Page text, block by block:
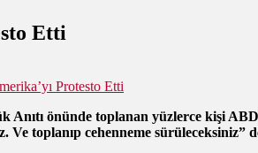
Etti
Protesto Etti
önünde toplanan yüzlerce kişi
Ve toplanıp cehenneme sürüleceksiniz”